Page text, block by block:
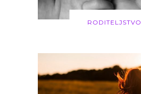
RODITELJSTVO